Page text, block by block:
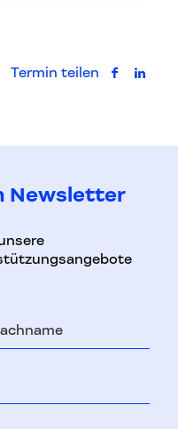
Termin teilen auf auf
Newsletter